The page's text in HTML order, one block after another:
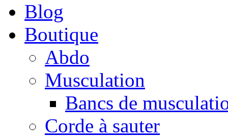
Blog
Boutique
Abdo
Musculation
Bancs de
Corde à sauter